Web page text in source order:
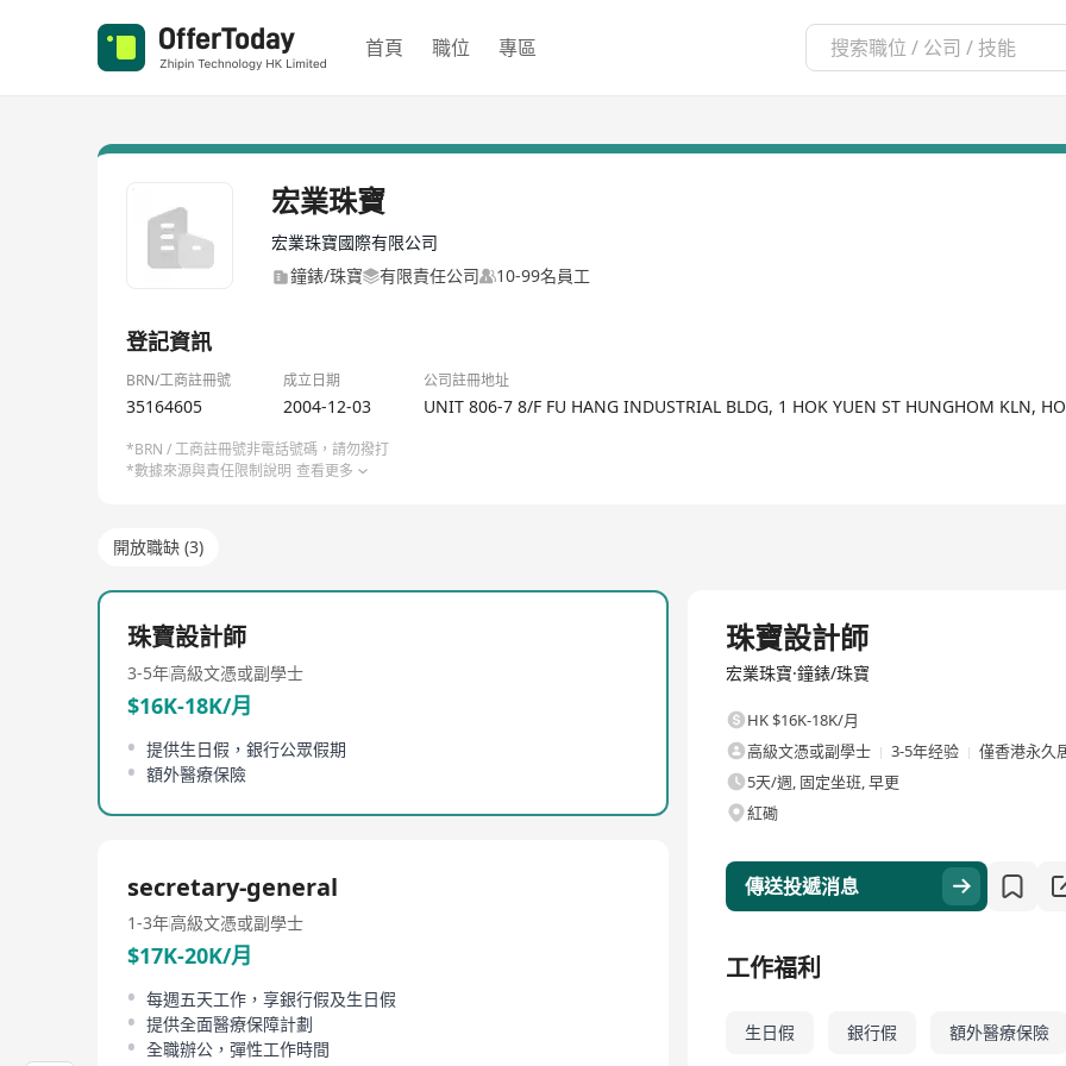
首頁 職位 專區
宏業珠寶
宏業珠寶國際有限公司
鐘錶/珠寶
有限責任公司 10-99名員工
登記資訊
BRN/工商註冊號 成立日期 公司註冊地址
35164605 2004-12-03 UNIT 806-7 8/F FU HANG INDUSTRIAL BLDG, 1 HOK YUEN ST HUNGHOM KLN,
*BRN / 工商註冊號非電話號碼，請勿撥打
*數據來源與責任限制說明 查看更多
開放職缺 (3)
珠寶設計師
3-5年高級文憑或副學士
$16K-18K/月
提供生日假，銀行公眾假期
額外醫療保險
secretary-general
1-3年高級文憑或副學士
$17K-20K/月
每週五天工作，享銀行假及生日假
提供全面醫療保障計劃
全職辦公，彈性工作時間
珠寶設計師
宏業珠寶·鐘錶/珠寶
HK $16K-18K/月
高級文憑或副學士
3-5年经验
僅香港永久
5天/週, 固定坐班, 早更
紅磡
傳送投遞消息
工作福利
生日假 銀行假 額外醫療保險